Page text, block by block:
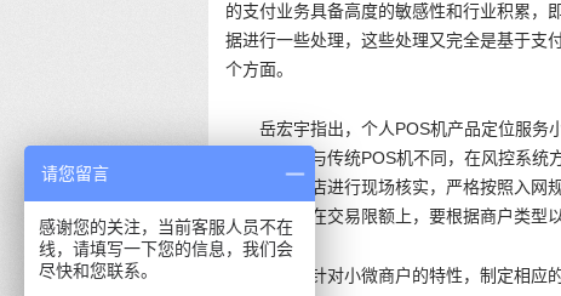
的支付业务具备高度的敏感性和行业积累，
据进行一些处理，这些处理又完全是基于支
个方面。
岳宏宇指出，个人POS机产品定位服务
的商户群体与传统POS机不同，在风控系
小微商户门店进行现场核实，严格按照入
性。其次，在交易限额上，要根据商户类型
第三，针对小微商户的特性，制定相
请您留言
感谢您的关注，当前客服人员不在
线，请填写一下您的信息，我们会
尽快和您联系。